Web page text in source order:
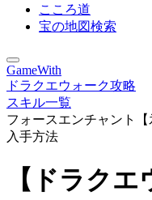
こころ道
宝の地図検索
GameWith
ドラクエウォーク攻略
スキル一覧
フォースエンチャント
入手方法
【ドラク